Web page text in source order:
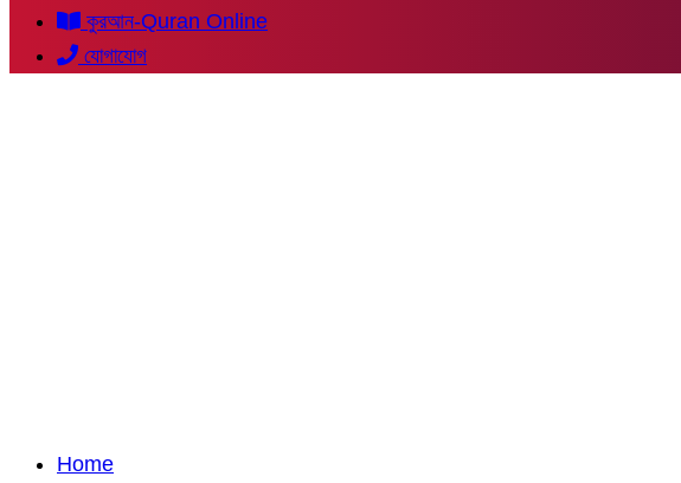
কুরআন-Quran Online
যোগাযোগ
Home